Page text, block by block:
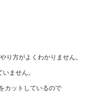
り方がよくわかりません。
ません。
カットしているので